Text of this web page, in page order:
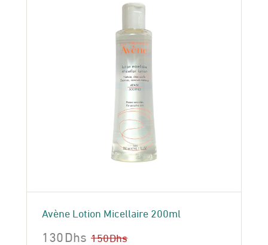
Avène Lotion Micellaire 200ml
150Dhs
130Dhs